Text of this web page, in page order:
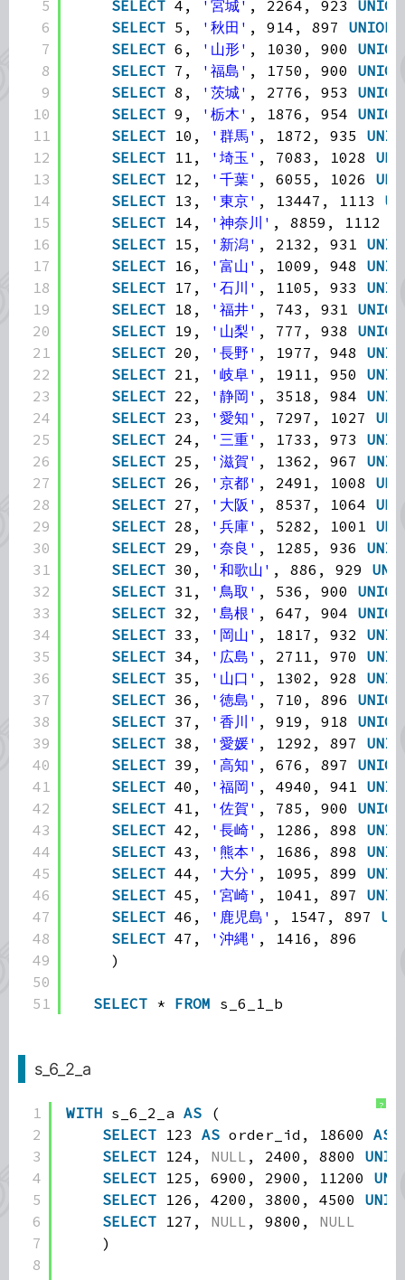
5
6
7
8
9
10
11
12
13
14
15
16
17
18
19
20
21
22
23
24
25
26
27
28
29
30
31
32
33
34
35
36
37
38
39
40
41
42
43
44
45
46
47
48
49
50
51
SELECT 4, '宮城' , 2264, 923 UNION
SELECT 5, '秋田' , 914, 897 UNION
SELECT 6, '山形' , 1030, 900 UNION
SELECT 7, '福島' , 1750, 900 UNION
SELECT 8, '茨城' , 2776, 953 UNION
SELECT 9, '栃木' , 1876, 954 UNION
SELECT 10, '群馬' , 1872, 935
SELECT 11, '埼玉' , 7083, 1028
SELECT 12, '千葉' , 6055, 1026
SELECT 13, '東京' , 13447, 1113
SELECT 14, '神奈川' , 8859, 1112
SELECT 15, '新潟' , 2132, 931
SELECT 16, '富山' , 1009, 948
SELECT 17, '石川' , 1105, 933
SELECT 18, '福井' , 743, 931 UNION
SELECT 19, '山梨' , 777, 938 UNION
SELECT 20, '長野' , 1977, 948
SELECT 21, '岐阜' , 1911, 950
SELECT 22, '静岡' , 3518, 984
SELECT 23, '愛知' , 7297, 1027
SELECT 24, '三重' , 1733, 973
SELECT 25, '滋賀' , 1362, 967
SELECT 26, '京都' , 2491, 1008
SELECT 27, '大阪' , 8537, 1064
SELECT 28, '兵庫' , 5282, 1001
SELECT 29, '奈良' , 1285, 936
SELECT 30, '和歌山' , 886, 929
SELECT 31, '鳥取' , 536, 900 UNION
SELECT 32, '島根' , 647, 904 UNION
SELECT 33, '岡山' , 1817, 932
SELECT 34, '広島' , 2711, 970
SELECT 35, '山口' , 1302, 928
SELECT 36, '徳島' , 710, 896 UNION
SELECT 37, '香川' , 919, 918 UNION
SELECT 38, '愛媛' , 1292, 897
SELECT 39, '高知' , 676, 897 UNION
SELECT 40, '福岡' , 4940, 941
SELECT 41, '佐賀' , 785, 900 UNION
SELECT 42, '長崎' , 1286, 898
SELECT 43, '熊本' , 1686, 898
SELECT 44, '大分' , 1095, 899
SELECT 45, '宮崎' , 1041, 897
SELECT 46, '鹿児島' , 1547, 897
SELECT 47, '沖縄' , 1416, 896
)
SELECT * FROM s_6_1_b
s_6_2_a
?
1
2
3
4
5
6
7
8
WITH s_6_2_a AS
(
SELECT 123 AS order_id, 18600 AS
SELECT 124, NULL , 2400, 8800
SELECT 125, 6900, 2900, 11200
SELECT 126, 4200, 3800, 4500
SELECT 127, NULL , 9800, NULL
)